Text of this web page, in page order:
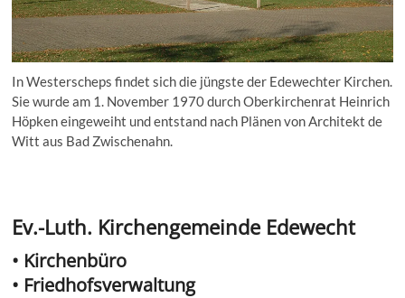
In Westerscheps findet sich die jüngste der Edewechter Kirchen.
Sie wurde am 1. November 1970 durch Oberkirchenrat Heinrich
Höpken eingeweiht und entstand nach Plänen von Architekt de
Witt aus Bad Zwischenahn.
Ev.-Luth. Kirchengemeinde Edewecht
• Kirchenbüro
• Friedhofsverwaltung